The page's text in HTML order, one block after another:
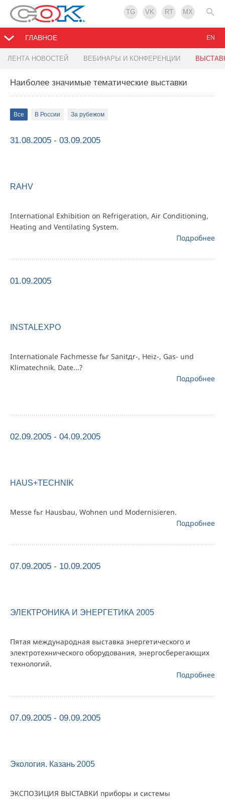
TG VK RT MX
ГЛАВНОЕ
ЛЕНТА НОВОСТЕЙ ВЕБИНАРЫ И КОНФЕРЕНЦИИ
EN
Наиболее значимые тематические выставки
Все В России За рубежом
31.08.2005 - 03.09.2005
RAHV
International Exhibition on Refrigeration, Air Conditioning,
Heating and Ventilating System.
Подробнее
01.09.2005
INSTALEXPO
Internationale Fachmesse fьr Sanitдr-, Heiz-, Gas- und
Klimatechnik. Date...?
Подробнее
02.09.2005 - 04.09.2005
HAUS+TECHNIK
Messe fьr Hausbau, Wohnen und Modernisieren.
Подробнее
07.09.2005 - 10.09.2005
ЭЛЕКТРОНИКА И ЭНЕРГЕТИКА 2005
Пятая международная выставка энергетического и
электротехнического оборудования, энергосберегающих
технологий.
Подробнее
07.09.2005 - 09.09.2005
Экология. Казань 2005
ЭКСПОЗИЦИЯ ВЫСТАВКИ приборы и системы